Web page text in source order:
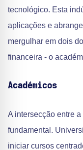
tecnológico. Esta
aplicações e
mergulhar em dois
financeira - o
Académicos
A intersecção entre
fundamental.
iniciar cursos